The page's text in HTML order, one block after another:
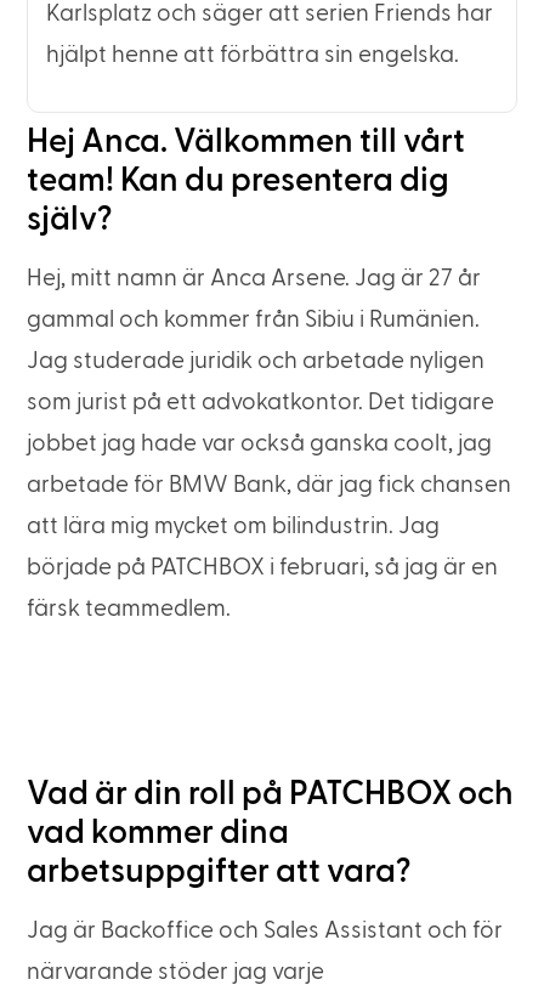
Karlsplatz och säger att serien Friends har
hjälpt henne att förbättra sin engelska.
Hej Anca. Välkommen till vårt
team! Kan du presentera dig
själv?
Hej, mitt namn är Anca Arsene. Jag är 27 år
gammal och kommer från Sibiu i Rumänien.
Jag studerade juridik och arbetade nyligen
som jurist på ett advokatkontor. Det tidigare
jobbet jag hade var också ganska coolt, jag
arbetade för BMW Bank, där jag fick chansen
att lära mig mycket om bilindustrin. Jag
började på PATCHBOX i februari, så jag är en
färsk teammedlem.
Vad är din roll på PATCHBOX och
vad kommer dina
arbetsuppgifter att vara?
Jag är Backoffice och Sales Assistant och för
närvarande stöder jag varje